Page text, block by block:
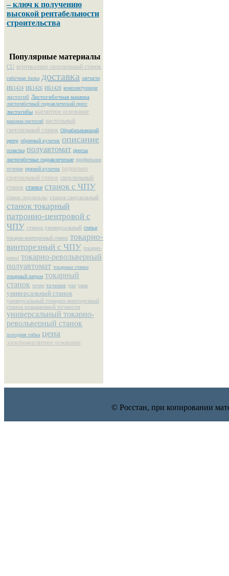
– ключ к получению
высокой рентабельности
строительства
Популярные материалы
CU вертикально сверлильный станок
гибочная балка доставка запчасти
ИБ1424 ИБ1426 ИБ1428 комплектующие
листогиб Листогибочная машина
листогибочный гидравлический пресс
листогибы магнитное основание
машина-листогиб настольный
сверлильный станок Обрабатывающий
центр обратный кулачок описание
оснастка полуавтомат прессы
листогибочные гидравлические профильное
точение прямой кулачок радиально
сверлильный станок сверлильный
станок станки станок с ЧПУ
станок сверлильны станок сверлильный
станок токарный
патронно-центровой с
ЧПУ станок универсальный статьи
токарно-винторезный станок токарно-
винторезный с ЧПУ токарно-
револ токарно-револьверный
полуавтомат токарные станки
токарный патрон токарный
станок точен точение уни унив
универсальный станок
универсальный токарно-винторезный
станок повышенной точности
универсальный токарно-
револьверный станок
холодная гибка цена
электромагнитное основание
© Росстан, при копировании